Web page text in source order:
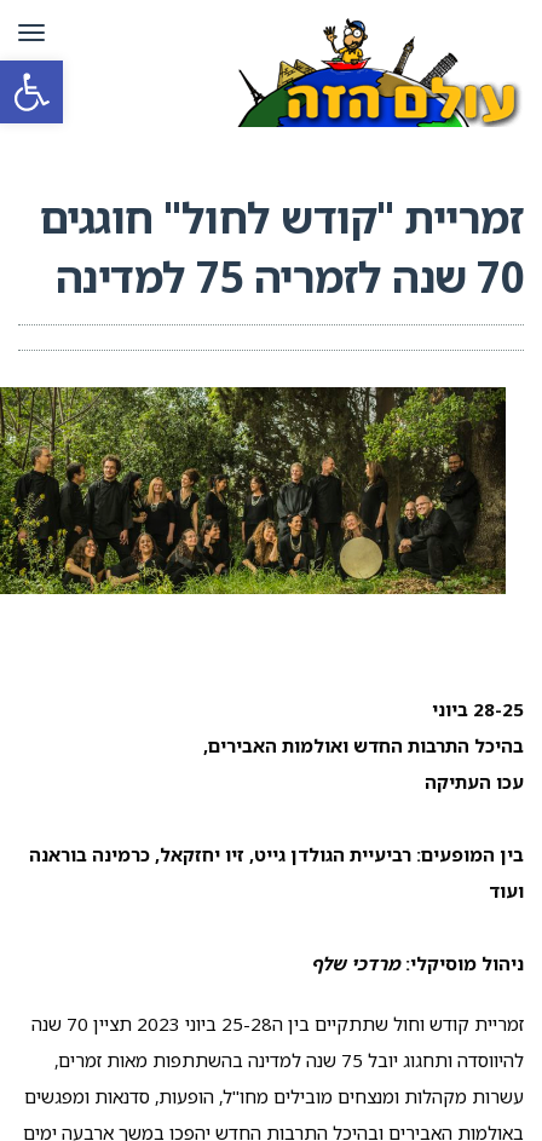
פתח
זמריית "קודש לחול" חוגגים
70 שנה לזמריה 75 למדינה
28-25 ביוני
בהיכל התרבות החדש ואולמות האבירים,
עכו העתיקה
בין המופעים: רביעיית הגולדן גייט, זיו יחזקאל, כרמינה בוראנה
ועוד
ניהול מוסיקלי:מרדכי שלף
זמריית קודש וחול שתתקיים בין ה25-28 ביוני 2023 תציין 70 שנה
להיווסדה ותחגוג יובל 75 שנה למדינה בהשתתפות מאות זמרים,
עשרות מקהלות ומנצחים מובילים מחו"ל, הופעות, סדנאות ומפגשים
באולמות האבירים ובהיכל התרבות החדש יהפכו במשך ארבעה ימים